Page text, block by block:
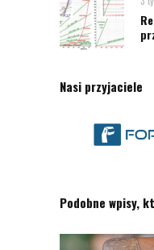
Nasi przyjaciele
Podobne wpisy,